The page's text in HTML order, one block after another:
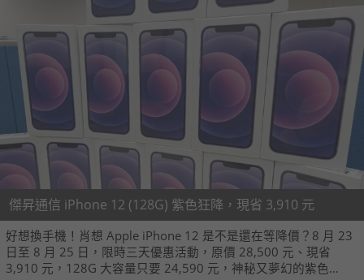
傑昇通信 iPhone 12 (128G) 紫色狂降，現省 3,910 元
好想換手機！肖想 Apple iPhone 12 是不是還在等降價？8 月 23
日至 8 月 25 日，限時三天優惠活動，原價 28,500 元、現省
3,910 元，128G 大容量只要 24,590 元，神秘又夢幻的紫色